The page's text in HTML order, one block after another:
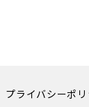
プライバシーポリ